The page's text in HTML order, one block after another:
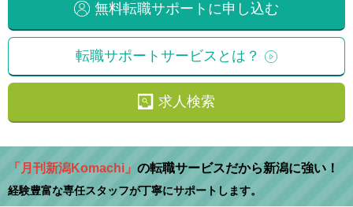
無料転職サポートに申し込む
転職サポートサービスとは？
求人検索
「月刊新潟Komachi」 の転職サービスだから新潟に強い！
経験豊富な専任スタッフが丁寧にサポートします。